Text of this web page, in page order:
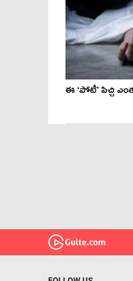
ఈ ‘పోటీ’ పిచ్చి